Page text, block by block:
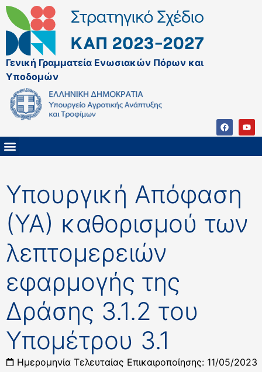
Γενική Γραμματεία Ενωσιακών Πόρων και
Υποδομών
Υπουργική Απόφαση
(ΥΑ) καθορισμού των
λεπτομερειών
εφαρμογής της
Δράσης 3.1.2 του
Υπομέτρου 3.1
Ημερομηνία Τελευταίας Επικαιροποίησης: 11/05/2023